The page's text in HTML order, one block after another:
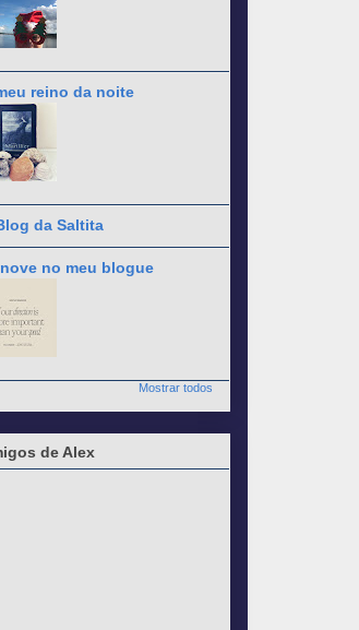
reino da noite
da Saltita
no meu blogue
Mostrar todos
de Alex